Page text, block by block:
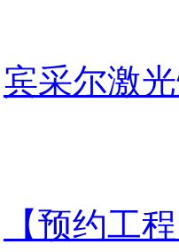
宾采尔激
【预约工